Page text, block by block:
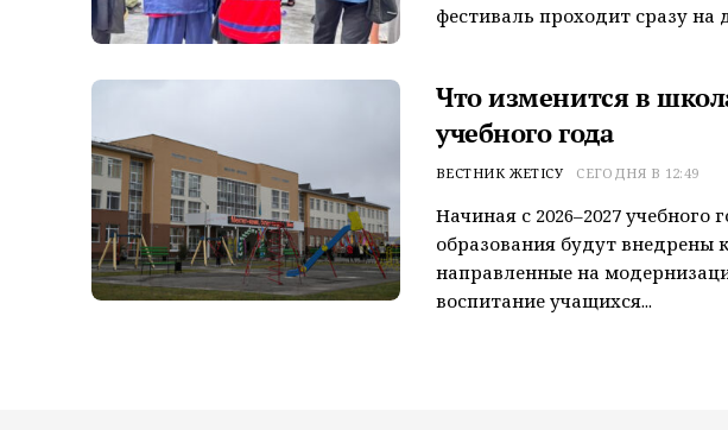
фестиваль проходит сразу на
Что изменится в
учебного года
ВЕСТНИК ЖЕТІСУ СЕГОДНЯ В 12:49
Начиная с 2026–2027
образования будут внедрены
направленные на
воспитание учащихся...